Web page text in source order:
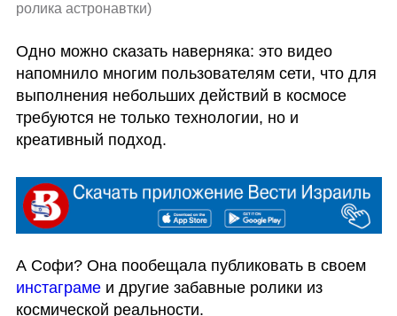
ролика астронавтки)
Одно можно сказать наверняка: это видео
напомнило многим пользователям сети, что для
выполнения небольших действий в космосе
требуются не только технологии, но и
креативный подход.
А Софи? Она пообещала публиковать в своем
инстаграме и другие забавные ролики из
космической реальности.